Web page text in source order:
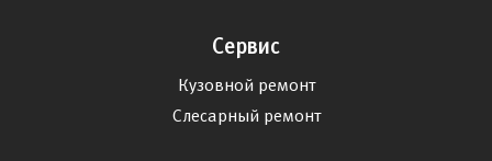
Сервис
Кузовной ремонт
Слесарный ремонт